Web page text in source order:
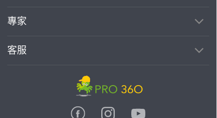
專家
客服